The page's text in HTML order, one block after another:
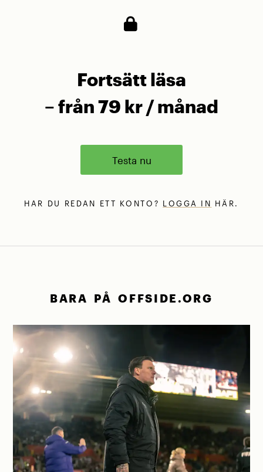
Fortsätt läsa
– från 79 kr / månad
Testa nu
HAR DU REDAN ETT KONTO? LOGGA IN HÄR.
BARA PÅ OFFSIDE.ORG